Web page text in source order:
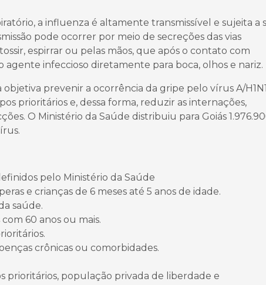
a influenza é altamente transmissível e sujeita a
pode ocorrer por meio de secreções das vias
espirrar ou pelas mãos, que após o contato com
infeccioso diretamente para boca, olhos e nariz.
prevenir a ocorrência da gripe pelo vírus A/
prioritários e, dessa forma, reduzir as internações,
O Ministério da Saúde distribuiu para Goiás
pelo Ministério da Saúde
e crianças de 6 meses até 5 anos de idade.
saúde.
60 anos ou mais.
crônicas ou comorbidades.
prioritários, população privada de liberdade e